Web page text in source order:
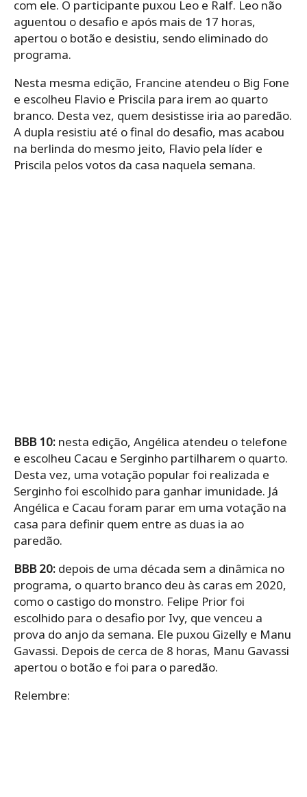
com ele. O participante puxou Leo e Ralf. Leo não
aguentou o desafio e após mais de 17 horas,
apertou o botão e desistiu, sendo eliminado do
programa.
Nesta mesma edição, Francine atendeu o Big Fone
e escolheu Flavio e Priscila para irem ao quarto
branco. Desta vez, quem desistisse iria ao paredão.
A dupla resistiu até o final do desafio, mas acabou
na berlinda do mesmo jeito, Flavio pela líder e
Priscila pelos votos da casa naquela semana.
BBB 10: nesta edição, Angélica atendeu o telefone
e escolheu Cacau e Serginho partilharem o quarto.
Desta vez, uma votação popular foi realizada e
Serginho foi escolhido para ganhar imunidade. Já
Angélica e Cacau foram parar em uma votação na
casa para definir quem entre as duas ia ao
paredão.
BBB 20: depois de uma década sem a dinâmica no
programa, o quarto branco deu às caras em 2020,
como o castigo do monstro. Felipe Prior foi
escolhido para o desafio por Ivy, que venceu a
prova do anjo da semana. Ele puxou Gizelly e Manu
Gavassi. Depois de cerca de 8 horas, Manu Gavassi
apertou o botão e foi para o paredão.
Relembre: